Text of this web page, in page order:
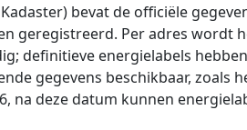
bevat de officiële
geregistreerd. Per adres wordt
definitieve energielabels
gegevens beschikbaar, zoals
na deze datum kunnen